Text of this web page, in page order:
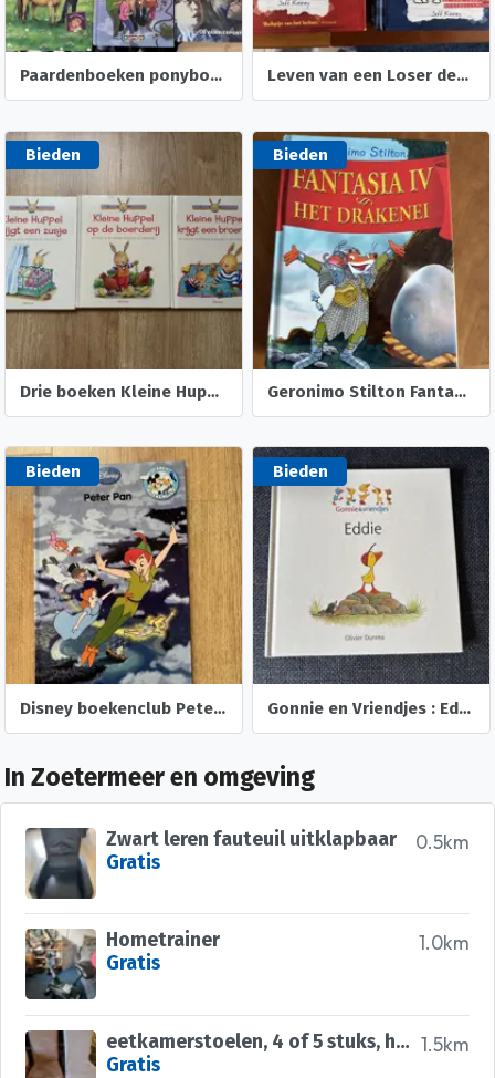
Paardenboeken ponyboeken vanaf 6,7,8 en 10 jaar Leven van een Loser deel 1 plus deel 2 Vette Pech
Bieden
Drie boeken Kleine Huppel ( Aline de Petigny )
Bieden
Geronimo Stilton Fantasia 4 het drakenei
Bieden
Disney boekenclub Peter Pan
Bieden
Gonnie en Vriendjes : Eddie ( Olivier Dunrea ) Gottmer.
In Zoetermeer en omgeving
0.5km
Zwart leren fauteuil uitklapbaar
Gratis
1.0km
Hometrainer
Gratis
1.5km
eetkamerstoelen, 4 of 5 stuks, hoge rug, stof in 2 beige tinten
Gratis